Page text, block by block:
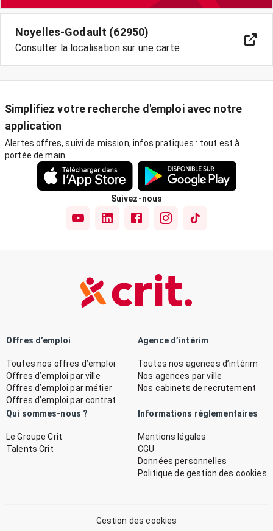
Noyelles-Godault (62950)
Consulter la localisation sur une carte
Simplifiez votre recherche d'emploi avec notre
application
Alertes offres, suivi de mission, infos pratiques : tout est à
portée de main.
Suivez-nous
Offres d’emploi
Toutes nos offres d’emploi
Offres d’emploi par ville
Offres d’emploi par métier
Offres d’emploi par contrat
Agence d’intérim
Toutes nos agences d’intérim
Nos agences par ville
Nos cabinets de recrutement
Qui sommes-nous ?
Le Groupe Crit
Talents Crit
Informations réglementaires
Mentions légales
CGU
Données personnelles
Politique de gestion des cookies
Gestion des cookies